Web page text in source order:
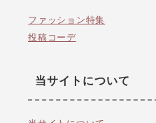
ファッション特集
投稿コーデ
当サイトについて